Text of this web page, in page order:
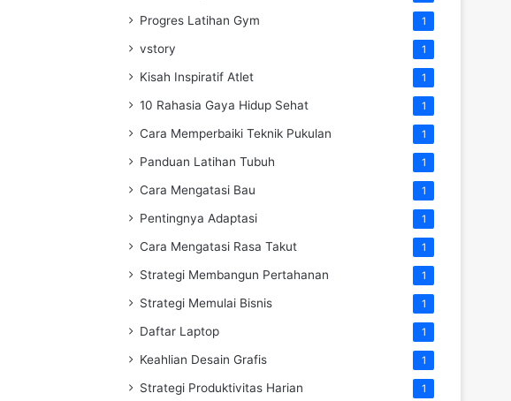
Progres Latihan Gym 1
vstory 1
Kisah Inspiratif Atlet 1
10 Rahasia Gaya Hidup Sehat 1
Cara Memperbaiki Teknik Pukulan 1
Panduan Latihan Tubuh 1
Cara Mengatasi Bau 1
Pentingnya Adaptasi 1
Cara Mengatasi Rasa Takut 1
Strategi Membangun Pertahanan 1
Strategi Memulai Bisnis 1
Daftar Laptop 1
Keahlian Desain Grafis 1
Strategi Produktivitas Harian 1